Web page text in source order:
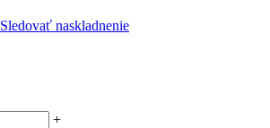
Sledovať naskladnenie
+